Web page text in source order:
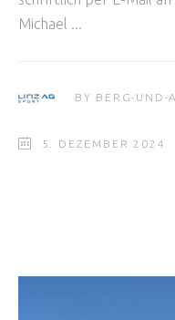
Michael
BY BERG-UND-
5. DEZEMBER 2024